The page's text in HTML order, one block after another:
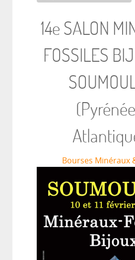
14e SALON
FOSSILES
Bourses Minéraux